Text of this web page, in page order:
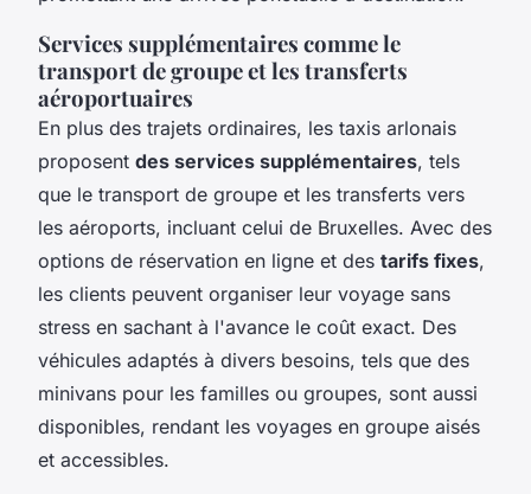
Services supplémentaires comme le
transport de groupe et les transferts
aéroportuaires
En plus des trajets ordinaires, les taxis arlonais
proposent des services supplémentaires, tels
que le transport de groupe et les transferts vers
les aéroports, incluant celui de Bruxelles. Avec des
options de réservation en ligne et des tarifs fixes,
les clients peuvent organiser leur voyage sans
stress en sachant à l'avance le coût exact. Des
véhicules adaptés à divers besoins, tels que des
minivans pour les familles ou groupes, sont aussi
disponibles, rendant les voyages en groupe aisés
et accessibles.